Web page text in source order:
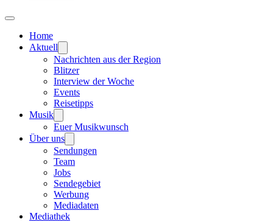
Home
Aktuell
Nachrichten aus der Region
Blitzer
Interview der Woche
Events
Reisetipps
Musik
Euer Musikwunsch
Über uns
Sendungen
Team
Jobs
Sendegebiet
Werbung
Mediadaten
Mediathek